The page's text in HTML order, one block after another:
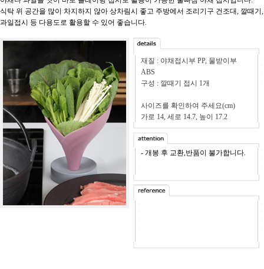
식탁 위 공간을 많이 차지하지 않아 상차림시 좋고 주방에서 조리기구 건조대, 깔때기,
과일접시 등 다용도로 활용할 수 있어 좋습니다.
재질 : 야채접시부 PP, 물받이부
ABS
구성 : 깔때기 접시 1개
사이즈를 확인하여 주세요(cm)
가로 14, 세로 14.7, 높이 17.2
- 개봉 후 교환,반품이 불가합니다.